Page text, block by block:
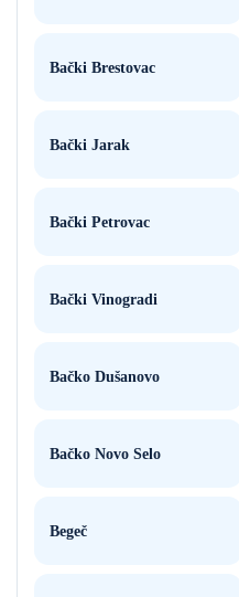
Bački Brestovac
Bački Jarak
Bački Petrovac
Bački Vinogradi
Bačko Dušanovo
Bačko Novo Selo
Begeč